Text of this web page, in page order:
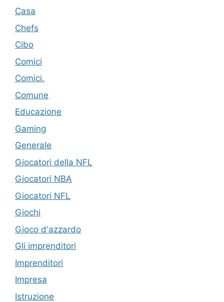
Casa
Chefs
Cibo
Comici
Comici.
Comune
Educazione
Gaming
Generale
Giocatori della NFL
Giocatori NBA
Giocatori NFL
Giochi
Gioco d'azzardo
Gli imprenditori
Imprenditori
Impresa
Istruzione